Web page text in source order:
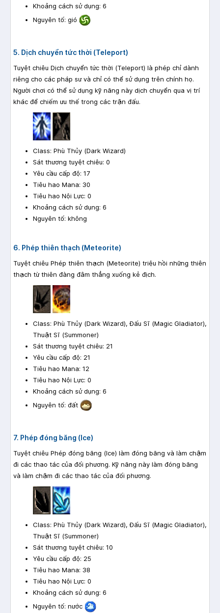
Khoảng cách sử dụng: 6
Nguyên tố: gió
5. Dịch chuyển tức thời (Teleport)
Tuyệt chiêu Dịch chuyển tức thời (Teleport) là phép chỉ dành
riêng cho các pháp sư và chỉ có thể sử dụng trên chính họ.
Người chơi có thể sử dụng kỹ năng này dịch chuyển qua vị trí
khác để chiếm ưu thế trong các trận đấu.
Class: Phù Thủy (Dark Wizard)
Sát thương tuyệt chiêu: 0
Yêu cầu cấp độ: 17
Tiêu hao Mana: 30
Tiêu hao Nội Lực: 0
Khoảng cách sử dụng: 6
Nguyên tố: không
6. Phép thiên thạch (Meteorite)
Tuyệt chiêu Phép thiên thạch (Meteorite) triệu hồi những thiên
thạch từ thiên đàng đâm thẳng xuống kẻ địch.
Class: Phù Thủy (Dark Wizard), Đấu Sĩ (Magic Gladiator),
Thuật Sĩ (Summoner)
Sát thương tuyệt chiêu: 21
Yêu cầu cấp độ: 21
Tiêu hao Mana: 12
Tiêu hao Nội Lực: 0
Khoảng cách sử dụng: 6
Nguyên tố: đất
7. Phép đóng băng (Ice)
Tuyệt chiêu Phép đóng băng (Ice) làm đóng băng và làm chậm
đi các thao tác của đối phương. Kỹ năng này làm đóng băng
và làm chậm đi các thao tác của đối phương.
Class: Phù Thủy (Dark Wizard), Đấu Sĩ (Magic Gladiator),
Thuật Sĩ (Summoner)
Sát thương tuyệt chiêu: 10
Yêu cầu cấp độ: 25
Tiêu hao Mana: 38
Tiêu hao Nội Lực: 0
Khoảng cách sử dụng: 6
Nguyên tố: nước